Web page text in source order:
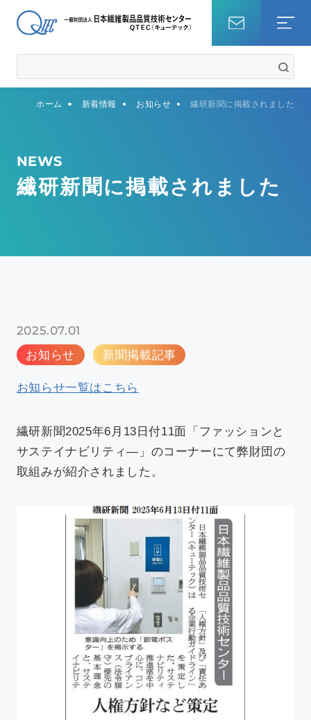
お問い合わせ
採用情報
試験を調べる
QTECについて
新着情報
アクセス
ホーム 新着情報 お知らせ 繊研新聞に掲載されました
NEWS
繊研新聞に掲載されました
2025.07.01
お知らせ 新聞掲載記事
お知らせ一覧はこちら
繊研新聞2025年6月13日付11面「ファッションと
サステイナビリティ―」のコーナーにて弊財団の
取組みが紹介されました。